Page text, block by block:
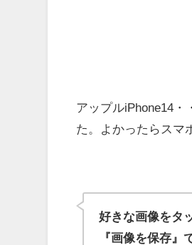
アップルiPhone14・
た。よかったらスマ
好きな画像をタ
『画像を保存』